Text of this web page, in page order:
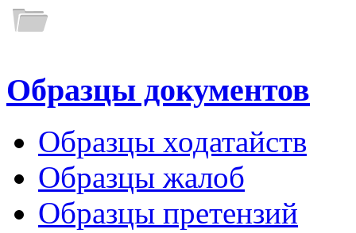
Образцы документов
Образцы ходатайств
Образцы жалоб
Образцы претензий